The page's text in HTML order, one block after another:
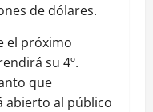
de dólares.
el próximo
su 4º.
que
abierto al público